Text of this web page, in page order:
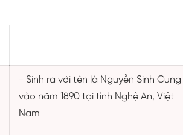
- Sinh ra với tên là Nguyễn Sinh Cung
vào năm 1890 tại tỉnh Nghệ An, Việt
Nam